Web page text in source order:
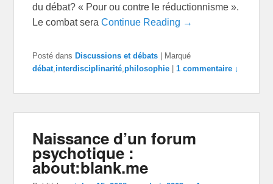
du débat? « Pour ou contre le réductionnisme ».
Le combat seraContinue Reading →
Posté dans Discussions et débats
Marqué
débat interdisciplinarité ,philosophie |1 commentaire ↓
Naissance d’un forum
psychotique :
about:blank.me